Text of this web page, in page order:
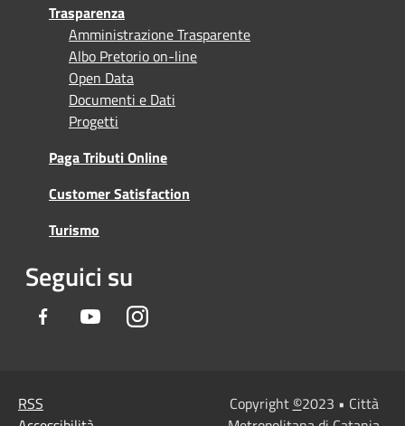
Trasparenza
Amministrazione Trasparente
Albo Pretorio on-line
Open Data
Documenti e Dati
Progetti
Paga Tributi Online
Customer Satisfaction
Turismo
Seguici su
Facebook YoutubeInstagram
RSS
Copyright ©2023 • Città